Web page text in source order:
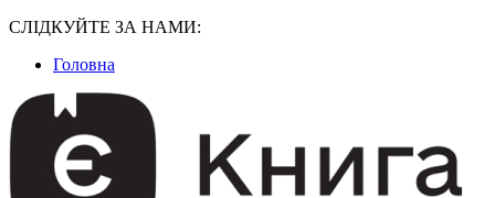
СЛІДКУЙТЕ ЗА НАМИ:
Головна